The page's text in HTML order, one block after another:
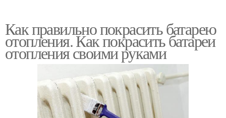
Как правильно покрасить батарею
отопления. Как покрасить батареи
отопления своими руками